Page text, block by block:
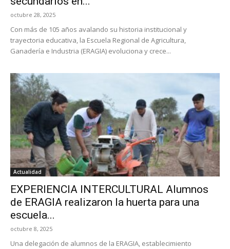
octubre 28, 2025
Con más de 105 años avalando su historia institucional y
trayectoria educativa, la Escuela Regional de Agricultura,
Ganadería e Industria (ERAGIA) evoluciona y crece...
Actualidad
EXPERIENCIA INTERCULTURAL Alumnos
de ERAGIA realizaron la huerta para una
escuela...
octubre 8, 2025
Una delegación de alumnos de la ERAGIA, establecimiento